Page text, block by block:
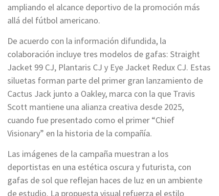
ampliando el alcance deportivo de la promoción más
allá del fútbol americano.
De acuerdo con la información difundida, la
colaboración incluye tres modelos de gafas: Straight
Jacket 99 CJ, Plantaris CJ y Eye Jacket Redux CJ. Estas
siluetas forman parte del primer gran lanzamiento de
Cactus Jack junto a Oakley, marca con la que Travis
Scott mantiene una alianza creativa desde 2025,
cuando fue presentado como el primer “Chief
Visionary” en la historia de la compañía.
Las imágenes de la campaña muestran a los
deportistas en una estética oscura y futurista, con
gafas de sol que reflejan haces de luz en un ambiente
de estudio. La propuesta visual refuerza el estilo